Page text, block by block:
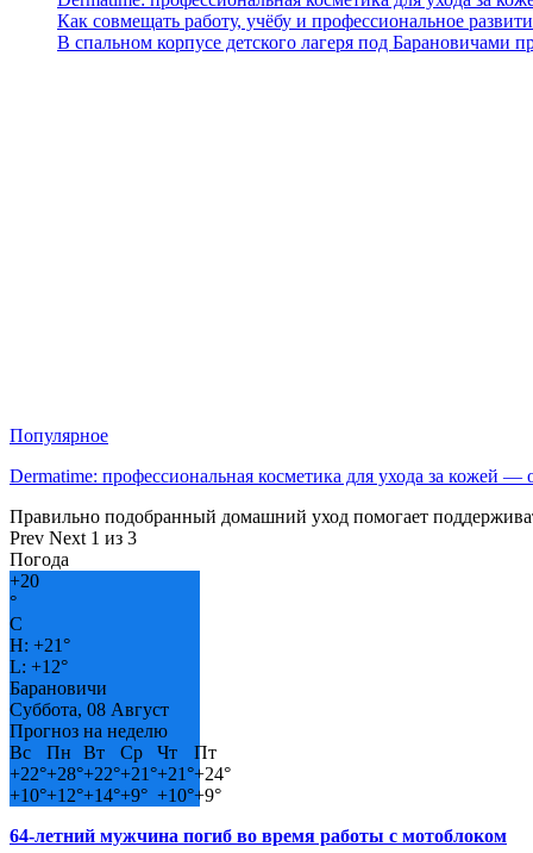
Как совмещать работу, учёбу и профессиональное
В спальном корпусе детского лагеря под Барановичами
Популярное
Dermatime: профессиональная косметика для ухода за кожей
Правильно подобранный домашний уход помогает
Prev Next 1 из 3
Погода
+20
°
C
H: +21°
L: +12°
Барановичи
Суббота, 08 Август
Прогноз на неделю
Вс
Пн Вт Ср Чт
Пт
+22°+28°+22°+21°+21°+24°
+10°+12°+14°+9° +10°+9°
64-летний мужчина погиб во время работы с мотоблоком